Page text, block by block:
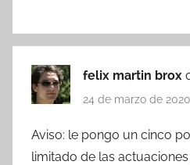
felix martin brox
24 de marzo de
Aviso: le pongo un cinco
limitado de las